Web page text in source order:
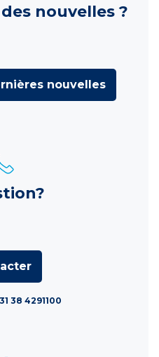
nouvelles ?
nouvelles
38 4291100